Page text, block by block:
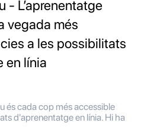
- L’aprenentatge
vegada més
a les possibilitats
en línia
és cada cop més accessible
d'aprenentatge en línia. Hi ha